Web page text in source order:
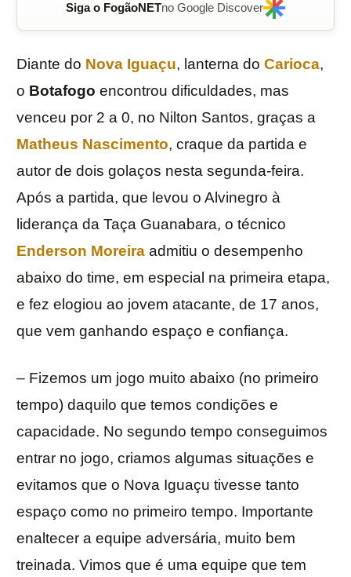
Siga o FogãoNETno Google Discover
Diante do Nova Iguaçu, lanterna do Carioca,
o Botafogo encontrou dificuldades, mas
venceu por 2 a 0, no Nilton Santos, graças a
Matheus Nascimento, craque da partida e
autor de dois golaços nesta segunda-feira.
Após a partida, que levou o Alvinegro à
liderança da Taça Guanabara, o técnico
Enderson Moreira admitiu o desempenho
abaixo do time, em especial na primeira etapa,
e fez elogiou ao jovem atacante, de 17 anos,
que vem ganhando espaço e confiança.
– Fizemos um jogo muito abaixo (no primeiro
tempo) daquilo que temos condições e
capacidade. No segundo tempo conseguimos
entrar no jogo, criamos algumas situações e
evitamos que o Nova Iguaçu tivesse tanto
espaço como no primeiro tempo. Importante
enaltecer a equipe adversária, muito bem
treinada. Vimos que é uma equipe que tem